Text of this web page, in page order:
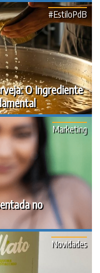
O Ingrediente
#EstiloPdB
no
Marketing
Novidades